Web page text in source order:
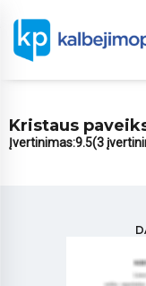
Kristaus
Įvertinimas:9.5(3